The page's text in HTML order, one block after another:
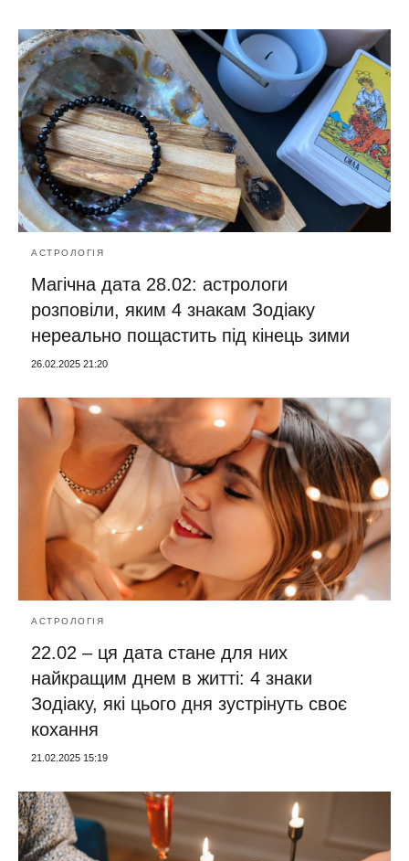
АСТРОЛОГІЯ
Магічна дата 28.02: астрологи
розповіли, яким 4 знакам Зодіаку
нереально пощастить під кінець зими
26.02.2025 21:20
АСТРОЛОГІЯ
22.02 – ця дата стане для них
найкращим днем в житті: 4 знаки
Зодіаку, які цього дня зустрінуть своє
кохання
21.02.2025 15:19